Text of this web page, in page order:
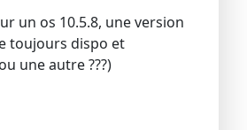
un os 10.5.8, une version
toujours dispo et
une autre ???)